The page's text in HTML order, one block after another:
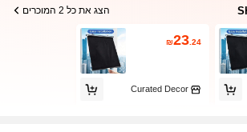
הצג את כל 2 המוכרים
₪23.24
Curated Decor